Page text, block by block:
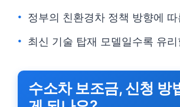
정부의 친환경차 정책 방향에
최신 기술 탑재 모델일수록 유
수소차 보조금, 신청 방